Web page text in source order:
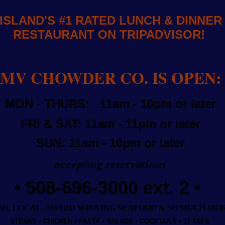
#1 RATED LUNCH & DINNER
RESTAURANT ON TRIPADVISOR!
MV CHOWDER CO. IS OPEN:
MON - THURS: 11am - 10pm or later
FRI & SAT: 11am - 11pm or later
SUN: 11am - 10pm or later
accepting reservations
• 508-696-3000 ext. 2 •
LOCAL, AWARD WINNING SEAFOOD & SO MUCH
STEAKS • CHICKEN • PASTA • SALADS • COCKTAILS • 15 TAPS